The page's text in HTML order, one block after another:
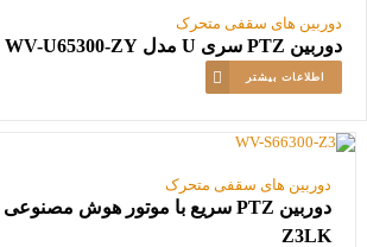
دوربین های سقفی متحرک
دوربین PTZ سری U مدل WV-U65300-ZY
اطلاعات بیشتر
دوربین های سقفی متحرک
Z3LK